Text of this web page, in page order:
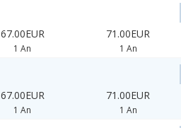
67.00EUR
1 An
71.00EUR
1 An
67.00EUR
1 An
71.00EUR
1 An